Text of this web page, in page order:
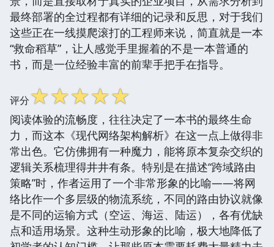
最终部署的全过程都有详细的记录和反思，对于我们
这些正在一线摸爬滚打的工程师来说，简直就是一本
“救命稻草”，让人感觉手里握着的不是一本普通的
书，而是一位经验丰富的前辈手把手在指导。
评分☆☆☆☆☆
阅读体验的流畅度，往往决定了一本书的最终生命
力，而这本《现代网络架构解析》在这一点上做得非
常出色。它仿佛拥有一种魔力，能将原本复杂交织的
逻辑关系梳理得井井有条。特别是在描述“跨域路由
策略”时，作者运用了一个非常形象的比喻——将网
络比作一个多层级的物流系统，不同的路由协议就像
是不同的运输方式（空运、海运、陆运），各有优缺
点和适用场景。这种生动形象的比喻，极大地降低了